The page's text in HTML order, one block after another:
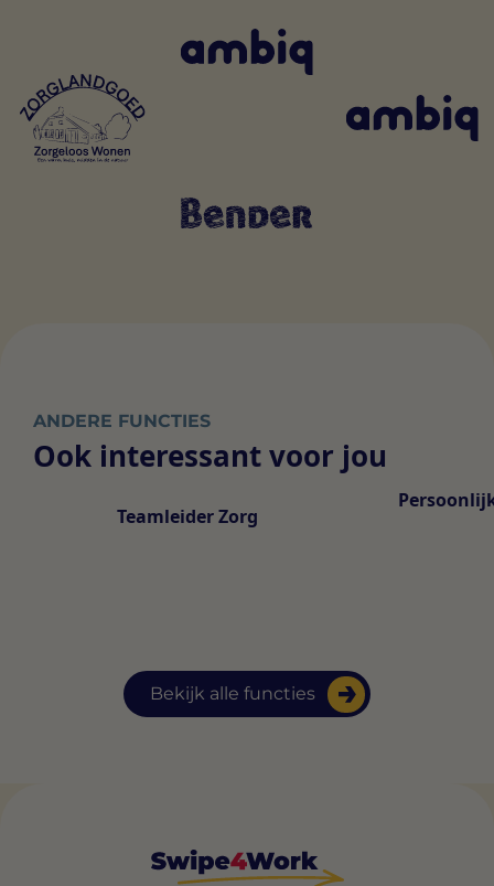
ANDERE FUNCTIES
Ook interessant voor jou
Bekijk alle functies
Teamleider Zorg